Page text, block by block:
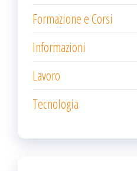
Formazione e Corsi
Informazioni
Lavoro
Tecnologia